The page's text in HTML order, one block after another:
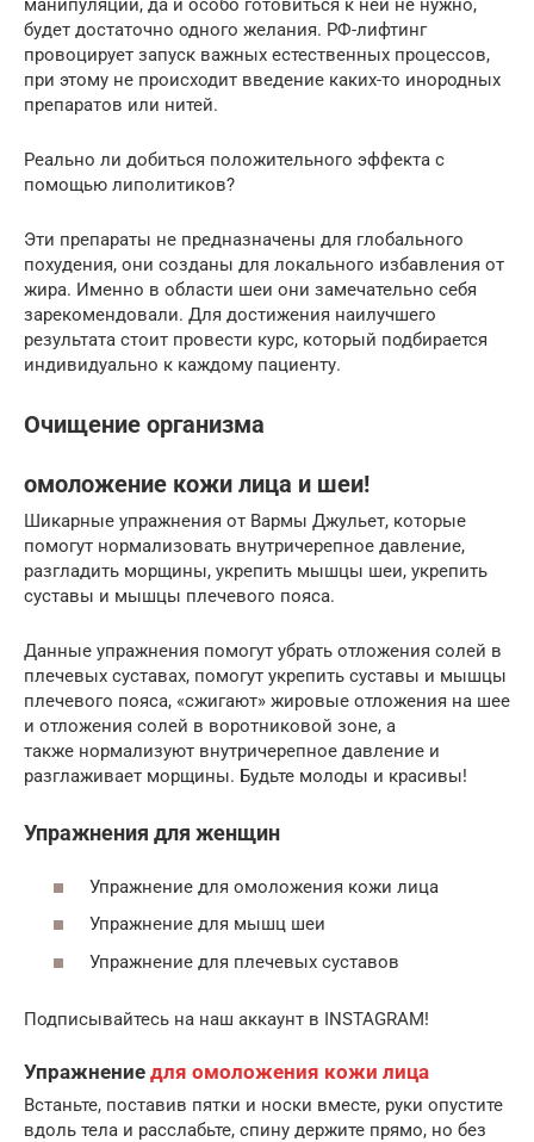
манипуляции, да и особо готовиться к ней не нужно,
будет достаточно одного желания. РФ-лифтинг
провоцирует запуск важных естественных процессов,
при этому не происходит введение каких-то инородных
препаратов или нитей.
Реально ли добиться положительного эффекта с
помощью липолитиков?
Эти препараты не предназначены для глобального
похудения, они созданы для локального избавления от
жира. Именно в области шеи они замечательно себя
зарекомендовали. Для достижения наилучшего
результата стоит провести курс, который подбирается
индивидуально к каждому пациенту.
Очищение организма
омоложение кожи лица и шеи!
Шикарные упражнения от Вармы Джульет, которые
помогут нормализовать внутричерепное давление,
разгладить морщины, укрепить мышцы шеи, укрепить
суставы и мышцы плечевого пояса.
Данные упражнения помогут убрать отложения солей в
плечевых суставах, помогут укрепить суставы и мышцы
плечевого пояса, «сжигают» жировые отложения на шее
и отложения солей в воротниковой зоне, а
также нормализуют внутричерепное давление и
разглаживает морщины. Будьте молоды и красивы!
Упражнения для женщин
Упражнение для омоложения кожи лица
Упражнение для мышц шеи
Упражнение для плечевых суставов
Подписывайтесь на наш аккаунт в INSTAGRAM!
Упражнение для омоложения кожи лица
Встаньте, поставив пятки и носки вместе, руки опустите
вдоль тела и расслабьте, спину держите прямо, но без